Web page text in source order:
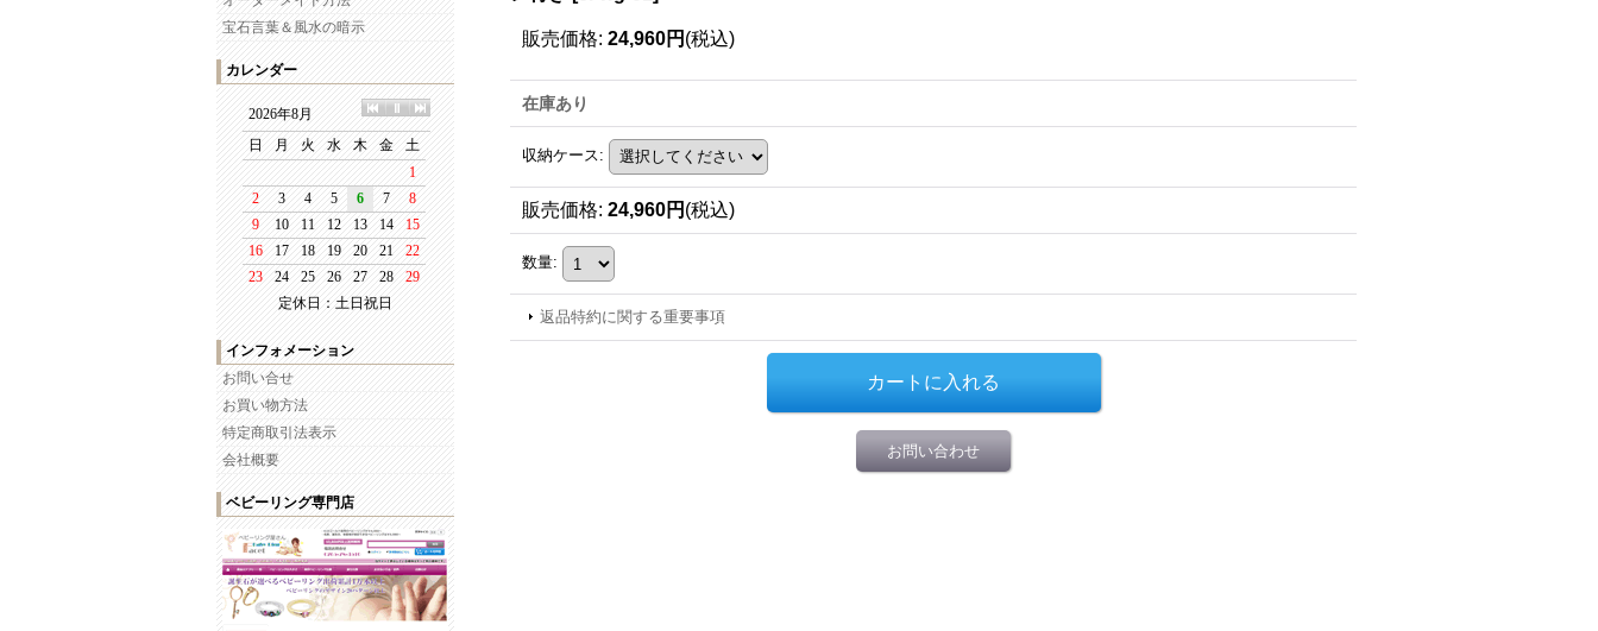
宝石言葉＆風水の暗示
カレンダー
定休日：土日祝日
インフォメーション
お問い合せ
お買い物方法
特定商取引法表示
会社概要
ベビーリング専門店
販売価格: 24,960円 (税込)
在庫あり
収納ケース:
販売価格: 24,960円 (税込)
数量:
返品特約に関する重要事項
お問い合わせ